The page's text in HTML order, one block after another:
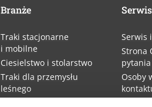
Branże
Traki stacjonarne
i mobilne
Ciesielstwo i stolarstwo
Traki dla przemysłu
leśnego
Serwis
Serwis
Strona
pytania
Osoby